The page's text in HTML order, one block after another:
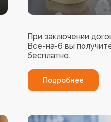
При заключении
Все-на-6 вы
бесплатно.
Подробнее